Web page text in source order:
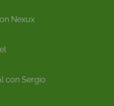
Nexux
con Sergio